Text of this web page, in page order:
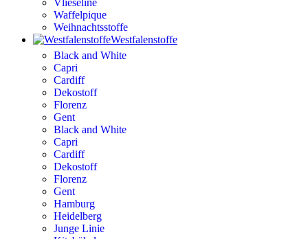
Vlieseline
Waffelpique
Weihnachtsstoffe
Westfalenstoffe
Black and White
Capri
Cardiff
Dekostoff
Florenz
Gent
Black and White
Capri
Cardiff
Dekostoff
Florenz
Gent
Hamburg
Heidelberg
Junge Linie